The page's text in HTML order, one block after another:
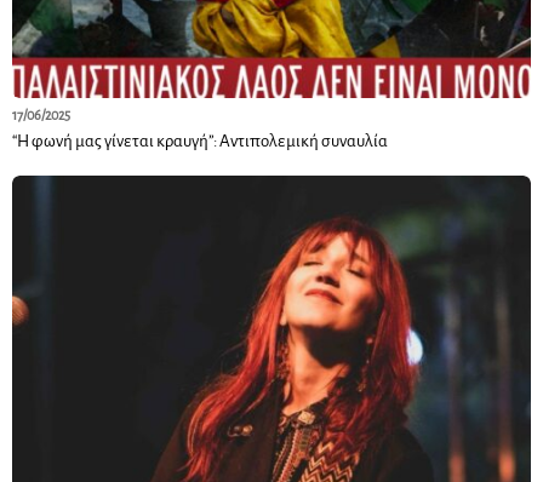
17/06/2025
“Η φωνή μας γίνεται κραυγή”: Αντιπολεμική συναυλία